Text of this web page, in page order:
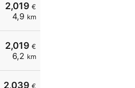
2,019 €
4,9 km
2,019 €
6,2 km
2,039 €